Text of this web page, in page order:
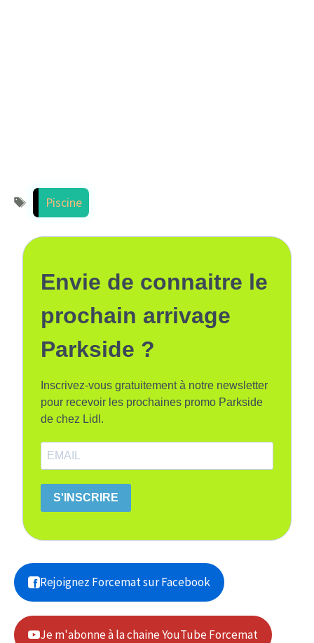
Étiquettes
Piscine
Envie de connaitre le
prochain arrivage
Parkside ?
Inscrivez-vous gratuitement à notre newsletter
pour recevoir les prochaines promo Parkside
de chez Lidl.
S'INSCRIRE
Rejoignez Forcemat sur Facebook
Je m'abonne à la chaine YouTube Forcemat